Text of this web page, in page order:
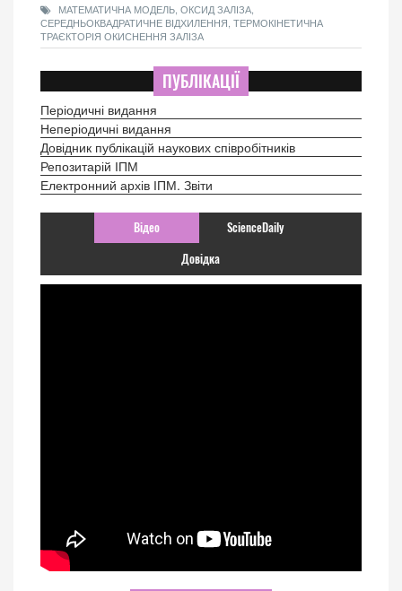
МАТЕМАТИЧНА МОДЕЛЬ, ОКСИД ЗАЛІЗА,
СЕРЕДНЬОКВАДРАТИЧНЕ ВІДХИЛЕННЯ, ТЕРМОКІНЕТИЧНА
ТРАЄКТОРІЯ ОКИСНЕННЯ ЗАЛІЗА
ПУБЛІКАЦІЇ
Періодичні видання
Неперіодичні видання
Довідник публікацій наукових співробітників
Репозитарій ІПМ
Електронний архів ІПМ. Звіти
Відео ScienceDaily
Довідка